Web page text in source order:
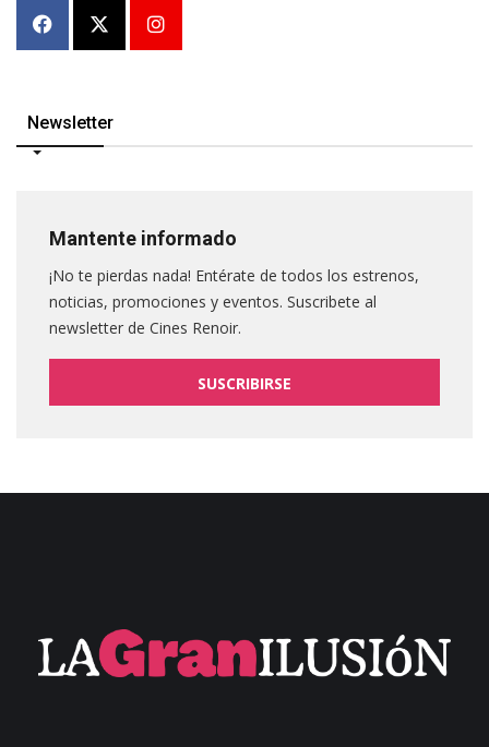
Newsletter
Mantente informado
¡No te pierdas nada! Entérate de todos los estrenos,
noticias, promociones y eventos. Suscribete al
newsletter de Cines Renoir.
SUSCRIBIRSE